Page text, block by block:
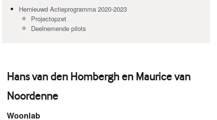
Hernieuwd Actieprogramma 2020-2023
Projectopzet
Deelnemende pilots
Hans van den Hombergh en Maurice van
Noordenne
Woonlab